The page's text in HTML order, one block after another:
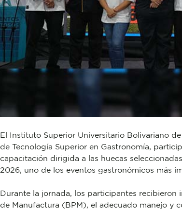
El Instituto Superior Universitario Bolivariano
de Tecnología Superior en Gastronomía,
capacitación dirigida a las huecas
2026, uno de los eventos gastronómicos más
Durante la jornada, los participantes recibieron
de Manufactura (BPM), el adecuado manejo y